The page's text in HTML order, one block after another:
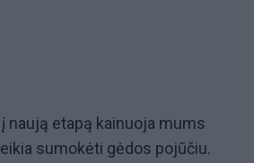
naują etapą kainuoja mums
sumokėti gėdos pojūčiu.